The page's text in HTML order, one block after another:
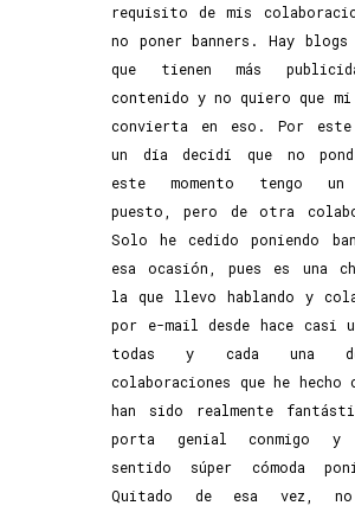
requisito de mis
no poner banners. Hay
que tienen más
contenido y no quiero que
convierta en eso. Por
un día decidí que no
este momento tengo un
puesto, pero de otra
Solo he cedido poniendo
esa ocasión, pues es una
la que llevo hablando y
por e-mail desde hace casi
todas y cada una
colaboraciones que he hecho
han sido realmente
porta genial conmigo y
sentido súper cómoda
Quitado de esa vez, no